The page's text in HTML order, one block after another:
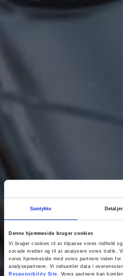
Samtykke Detaljer
Denne hjemmeside bruger cookies
Vi bruger cookies til at tilpasse vores indhold
sociale medier og til at analysere vores trafik.
vores hjemmeside med vores partnere inden
analysepartnere. Vi indsamler data i
Responsibility Site. Vores partnere kan